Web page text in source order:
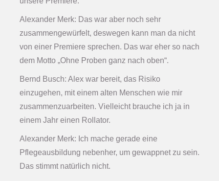
Alexander Merk: Das war aber noch sehr
zusammengewürfelt, deswegen kann man da nicht
von einer Premiere sprechen. Das war eher so nach
dem Motto „Ohne Proben ganz nach oben“.
Bernd Busch: Alex war bereit, das Risiko
einzugehen, mit einem alten Menschen wie mir
zusammenzuarbeiten. Vielleicht brauche ich ja in
einem Jahr einen Rollator.
Alexander Merk: Ich mache gerade eine
Pflegeausbildung nebenher, um gewappnet zu sein.
Das stimmt natürlich nicht.